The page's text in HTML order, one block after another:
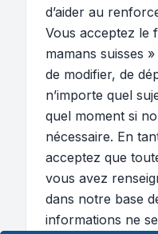
d’aider au
Vous acceptez le
mamans suisses
de modifier, de
n’importe quel
quel moment si
nécessaire. En
acceptez que
vous avez
dans notre base
informations ne